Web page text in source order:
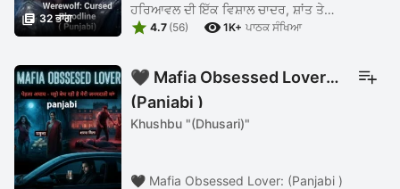
 32 ਭਾਗ
ਹਰਿਆਵਲ ਦੀ ਇੱਕ ਵਿਸ਼ਾਲ ਚਾਦਰ, ਸ਼ਾਂਤ ਤੇ
'ਮਾਇਆਮਈ'। ਦਿਨ ਦੀ ਰੋਸ਼ਨੀ ਵਿੱਚ ਏਥੋਂ ਦੀ ਹਵਾ ਵਿੱਚ
 4.7 (56)  1K+ ਪਾਠਕ ਸੰਖਿਆ
🖤 Mafia Obsessed Lover:
(Panjabi )
Khushbu "(Dhusari)"
🖤 Mafia Obsessed Lover: (Panjabi )